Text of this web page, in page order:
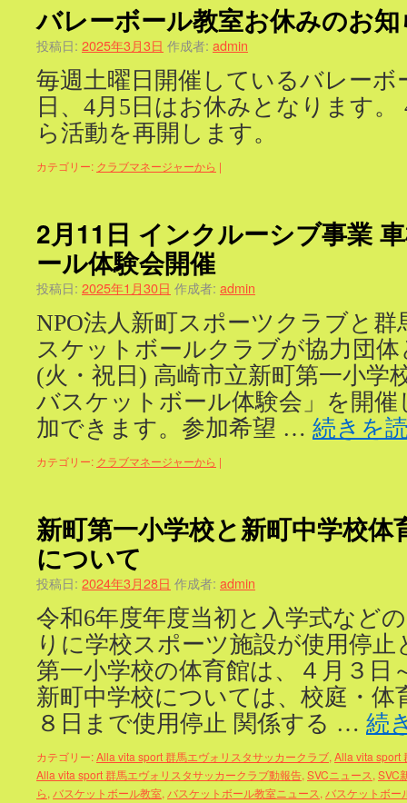
バレーボール教室お休みのお
投稿日: 2025年3月3日 作成者: admin
毎週土曜日開催しているバレーボ
日、4月5日はお休みとなります。
ら活動を再開します。
カテゴリー: クラブマネージャーから |
2月11日 インクルーシブ事業
ール体験会開催
投稿日: 2025年1月30日 作成者: admin
NPO法人新町スポーツクラブと
スケットボールクラブが協力団体
(火・祝日) 高崎市立新町第一小学
バスケットボール体験会」を開
加できます。参加希望 … 続きを
カテゴリー: クラブマネージャーから |
新町第一小学校と新町中学校体
について
投稿日: 2024年3月28日 作成者: admin
令和6年度年度当初と入学式など
りに学校スポーツ施設が使用停
第一小学校の体育館は、４月３日
新町中学校については、校庭・体
８日まで使用停止 関係する … 続
カテゴリー:Alla vita sport 群馬エヴォリスタサッカークラブ, Alla vita sport
Alla vita sport 群馬エヴォリスタサッカークラブ動報告, SVCニュース, SVC
ら, バスケットボール教室, バスケットボール教室ニュース, バスケットボー